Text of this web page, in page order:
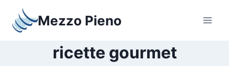
contenuto
Mezzo Pieno
ricette gourmet